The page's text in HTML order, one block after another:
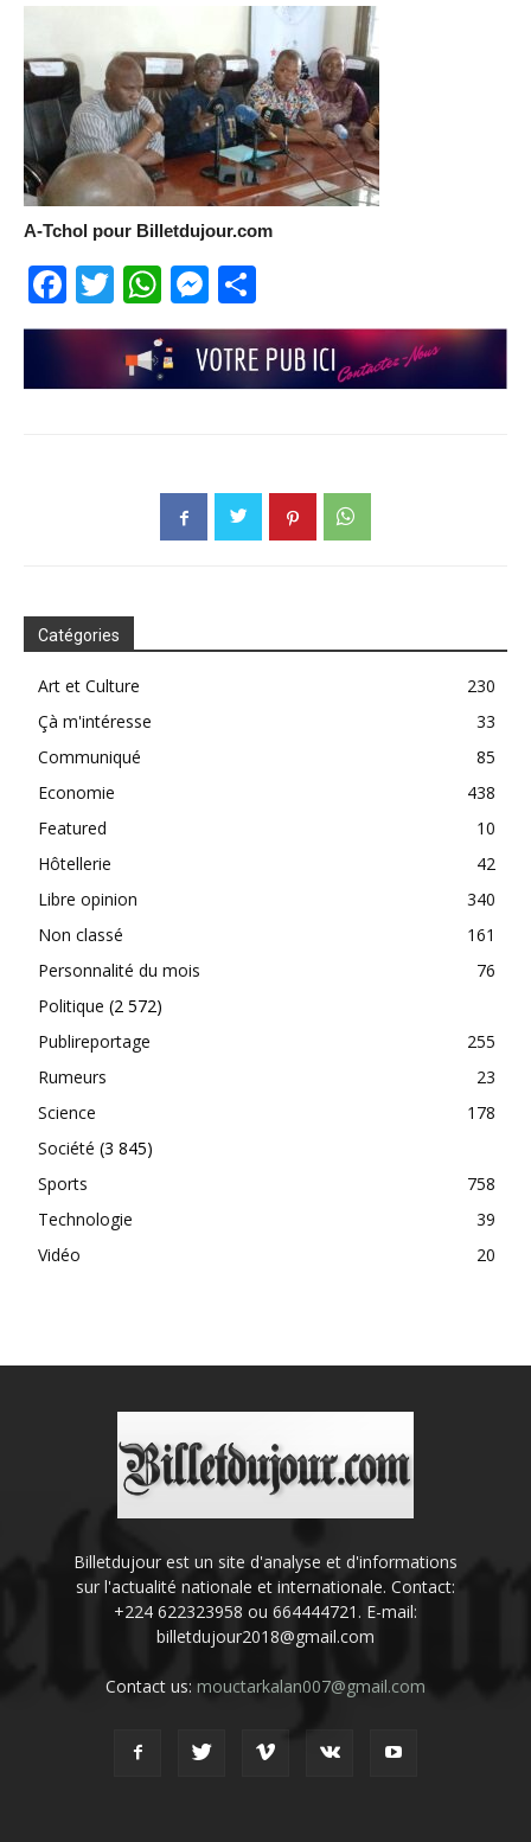
A-Tchol pour Billetdujour.com
Facebook
TwitterWhatsApp
Messenger
Catégories
Art et Culture
230
Çà m'intéresse
33
Communiqué
85
Economie
438
Featured
10
Hôtellerie
42
Libre opinion
340
Non classé
161
Personnalité du mois
76
Politique (2 572)
Publireportage
255
Rumeurs
23
Science
178
Société (3 845)
Sports
758
Technologie
39
Vidéo
20
Billetdujour est un site d'analyse et d'informations
sur l'actualité nationale et internationale. Contact:
+224 622323958 ou 664444721. E-mail:
billetdujour2018@gmail.com
Contact us: mouctarkalan007@gmail.com